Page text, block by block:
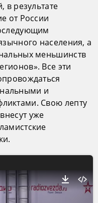
в результате
от России
населения, а
меньшинств
Все эти
и
Свою лепту
уже